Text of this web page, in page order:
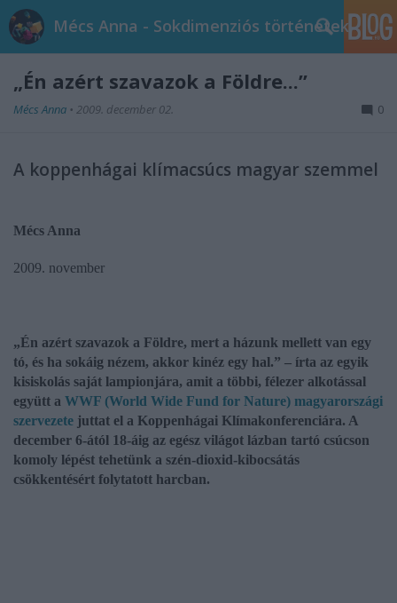
Mécs Anna - Sokdimenziós történetek
„Én azért szavazok a Földre...”
Mécs Anna • 2009. december 02. 0
A koppenhágai klímacsúcs magyar szemmel
Mécs Anna
2009. november
„Én azért szavazok a Földre, mert a házunk mellett van egy
tó, és ha sokáig nézem, akkor kinéz egy hal.” – írta az egyik
kisiskolás saját lampionjára, amit a többi, félezer alkotással
együtt a WWF (World Wide Fund for Nature) magyarországi
szervezete juttat el a Koppenhágai Klímakonferenciára. A
december 6-ától 18-áig az egész világot lázban tartó csúcson
komoly lépést tehetünk a szén-dioxid-kibocsátás
csökkentésért folytatott harcban.